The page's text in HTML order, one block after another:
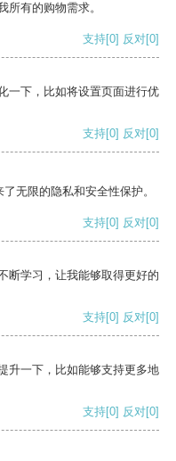
所有的购物需求。
支持[0] 反对[0]
一下，比如将设置页面进行优
支持[0] 反对[0]
无限的隐私和安全性保护。
支持[0] 反对[0]
断学习，让我能够取得更好的
支持[0] 反对[0]
升一下，比如能够支持更多地
支持[0] 反对[0]